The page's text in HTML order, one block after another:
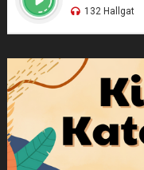
132 Hallgat